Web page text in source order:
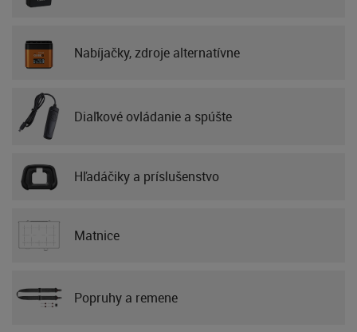
Nabíjačky, zdroje alternatívne
Diaľkové ovládanie a spúšte
Hľadáčiky a príslušenstvo
Matnice
Popruhy a remene